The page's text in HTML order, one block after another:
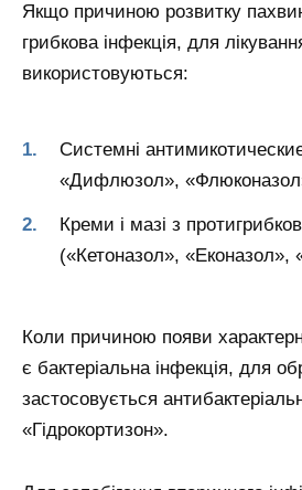
Якщо причиною розвитку
грибкова інфекція, для
використовуються:
Системні
«Дифлюзол»,
Креми і мазі з
(«Кетоназол», «Еконазол»,
Коли причиною появи
є бактеріальна інфекція, для
застосовується
«Гідрокортизон».